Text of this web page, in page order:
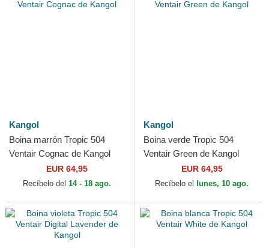
Kangol
Boina marrón Tropic 504
Ventair Cognac de Kangol
EUR 64,95
Recíbelo del 14 - 18 ago.
Kangol
Boina verde Tropic 504
Ventair Green de Kangol
EUR 64,95
Recíbelo el lunes, 10 ago.